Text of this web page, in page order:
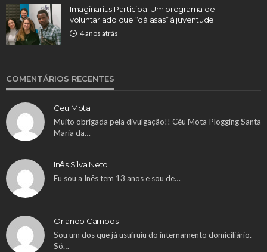
Imaginarius Participa: Um programa de
voluntariado que “dá asas” à juventude
4 anos atrás
COMENTÁRIOS RECENTES
Ceu Mota
Muito obrigada pela divulgação!! Céu Mota Plogging Santa
Maria da…
Inês Silva Neto
Eu sou a Inês tem 13 anos e sou de…
Orlando Campos
Sou um dos que já usufruiu do internamento domiciliário.
Só…